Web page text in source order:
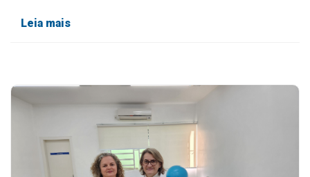
Leia mais